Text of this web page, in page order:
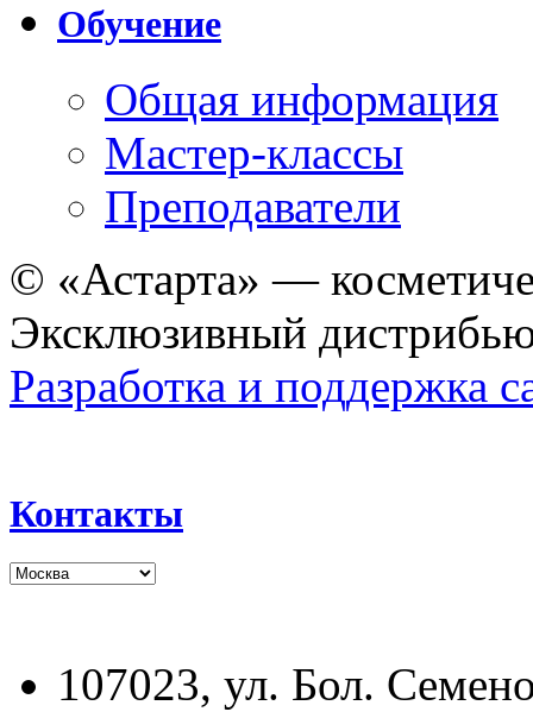
Обучение
Общая информация
Мастер-классы
Преподаватели
© «Астарта» —
Эксклюзивный
Разработка и поддержка
Контакты
107023, ул. Бол.